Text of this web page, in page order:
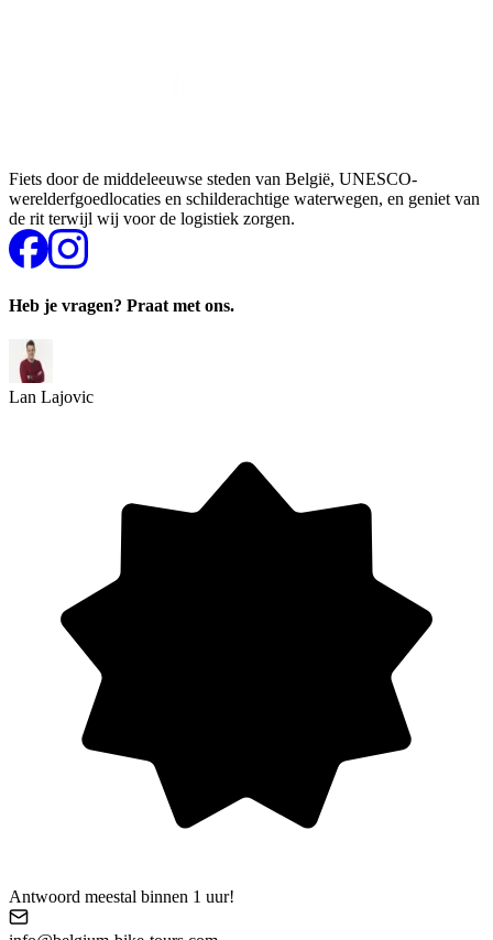
Fiets door de middeleeuwse steden van België, UNESCO-
werelderfgoedlocaties en schilderachtige waterwegen, en geniet van
de rit terwijl wij voor de logistiek zorgen.
Heb je vragen? Praat met ons.
Lan Lajovic
Antwoord meestal binnen 1 uur!